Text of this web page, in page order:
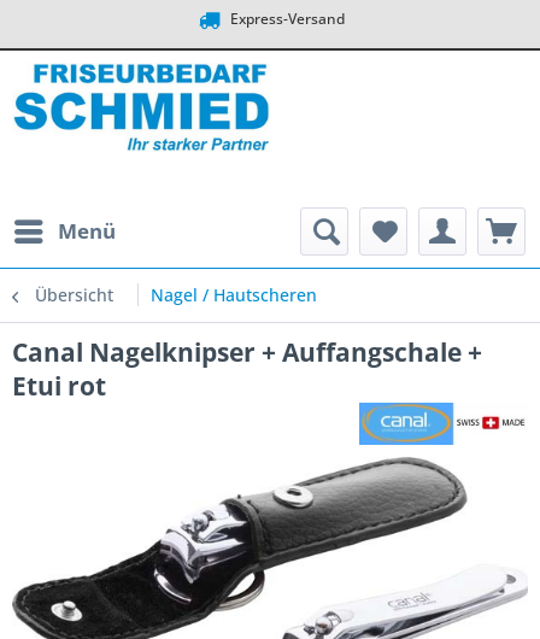
Express-Versand
Menü
Übersicht Nagel / Hautscheren
Canal Nagelknipser + Auffangschale +
Etui rot